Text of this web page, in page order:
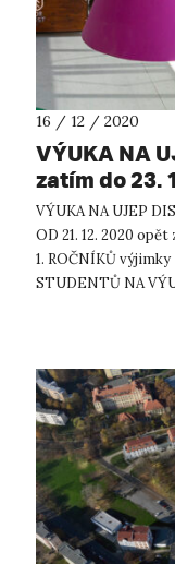
16 / 12 / 2020
VÝUKA NA
zatím do 23.
VÝUKA NA UJEP
OD 21. 12. 2020
1. ROČNÍKŮ
STUDENTŮ NA